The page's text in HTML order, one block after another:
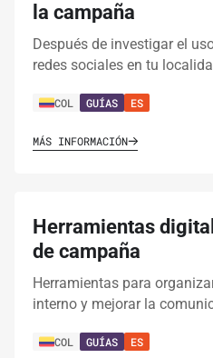
la campaña
Después de investigar el
redes sociales en tu
COL GUÍAS ES
MÁS INFORMACIÓN
Herramientas
de campaña
Herramientas para
interno y mejorar la
COL GUÍAS ES